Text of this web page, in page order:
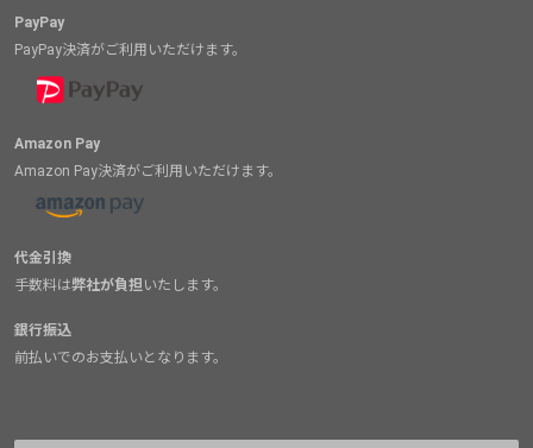
PayPay
PayPay決済がご利用いただけます。
Amazon Pay
Amazon Pay決済がご利用いただけます。
代金引換
手数料は弊社が負担いたします。
銀行振込
前払いでのお支払いとなります。